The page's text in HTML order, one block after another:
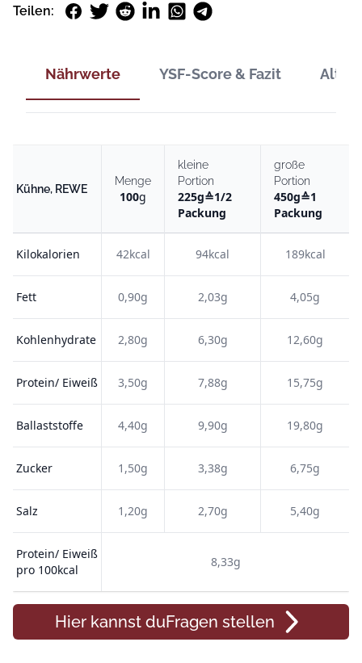
Teilen: Facebook
TwitterRedditLinkedInWhatsApp
Telegram
Nährwerte YSF-Score & Fazit
Kühne, REWE
Menge
100g
kleine
Portion
225g≙1/2
Packung
große
Portion
450g≙1
Packung
Kilokalorien 42kcal 94kcal 189kcal
Fett 0,90g 2,03g 4,05g
Kohlenhydrate 2,80g 6,30g 12,60g
Protein/ Eiweiß 3,50g 7,88g 15,75g
Ballaststoffe 4,40g 9,90g 19,80g
Zucker 1,50g 3,38g 6,75g
Salz 1,20g 2,70g 5,40g
Protein/ Eiweiß
pro 100kcal
8,33g
Hier kannst duFragen stellen